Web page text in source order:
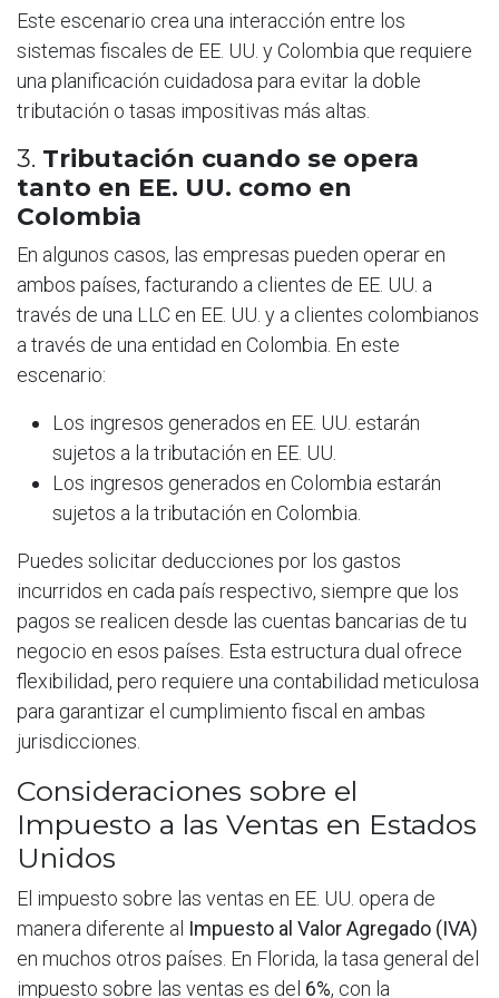
Este escenario crea una interacción entre los
sistemas fiscales de EE. UU. y Colombia que requiere
una planificación cuidadosa para evitar la doble
tributación o tasas impositivas más altas.
3. Tributación cuando se opera
tanto en EE. UU. como en
Colombia
En algunos casos, las empresas pueden operar en
ambos países, facturando a clientes de EE. UU. a
través de una LLC en EE. UU. y a clientes colombianos
a través de una entidad en Colombia. En este
escenario:
Los ingresos generados en EE. UU. estarán
sujetos a la tributación en EE. UU.
Los ingresos generados en Colombia estarán
sujetos a la tributación en Colombia.
Puedes solicitar deducciones por los gastos
incurridos en cada país respectivo, siempre que los
pagos se realicen desde las cuentas bancarias de tu
negocio en esos países. Esta estructura dual ofrece
flexibilidad, pero requiere una contabilidad meticulosa
para garantizar el cumplimiento fiscal en ambas
jurisdicciones.
Consideraciones sobre el
Impuesto a las Ventas en Estados
Unidos
El impuesto sobre las ventas en EE. UU. opera de
manera diferente al Impuesto al Valor Agregado (IVA)
en muchos otros países. En Florida, la tasa general del
impuesto sobre las ventas es del 6%, con la